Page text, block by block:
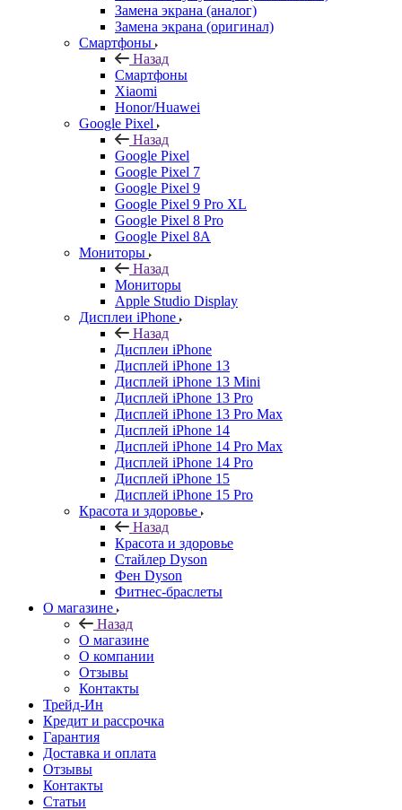
Замена экрана (аналог)
Замена экрана (оригинал)
Смартфоны
Назад
Смартфоны
Xiaomi
Honor/Huawei
Google Pixel
Назад
Google Pixel
Google Pixel 7
Google Pixel 9
Google Pixel 9 Pro XL
Google Pixel 8 Pro
Google Pixel 8A
Мониторы
Назад
Мониторы
Apple Studio Display
Дисплеи iPhone
Назад
Дисплеи iPhone
Дисплей iPhone 13
Дисплей iPhone 13 Mini
Дисплей iPhone 13 Pro
Дисплей iPhone 13 Pro Max
Дисплей iPhone 14
Дисплей iPhone 14 Pro Max
Дисплей iPhone 14 Pro
Дисплей iPhone 15
Дисплей iPhone 15 Pro
Красота и здоровье
Назад
Красота и здоровье
Стайлер Dyson
Фен Dyson
Фитнес-браслеты
О магазине
Назад
О магазине
О компании
Отзывы
Контакты
Трейд-Ин
Кредит и рассрочка
Гарантия
Доставка и оплата
Отзывы
Контакты
Статьи